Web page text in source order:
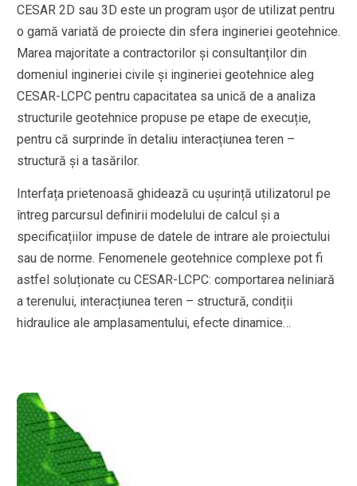
CESAR 2D sau 3D este un program ușor de utilizat pentru
o gamă variată de proiecte din sfera ingineriei geotehnice.
Marea majoritate a contractorilor și consultanților din
domeniul ingineriei civile și ingineriei geotehnice aleg
CESAR-LCPC pentru capacitatea sa unică de a analiza
structurile geotehnice propuse pe etape de execuție,
pentru că surprinde în detaliu interacțiunea teren –
structură și a tasărilor.
Interfața prietenoasă ghidează cu ușurință utilizatorul pe
întreg parcursul definirii modelului de calcul și a
specificațiilor impuse de datele de intrare ale proiectului
sau de norme. Fenomenele geotehnice complexe pot fi
astfel soluționate cu CESAR-LCPC: comportarea neliniară
a terenului, interacțiunea teren – structură, condiții
hidraulice ale amplasamentului, efecte dinamice…